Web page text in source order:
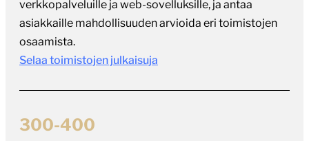
verkkopalveluille ja web-sovelluksille, ja antaa
asiakkaille mahdollisuuden arvioida eri toimistojen
osaamista.
Selaa toimistojen julkaisuja
300-400